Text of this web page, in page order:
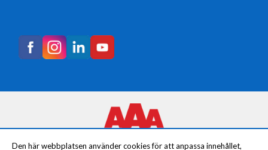
Den här webbplatsen använder cookies för att anpassa innehållet,